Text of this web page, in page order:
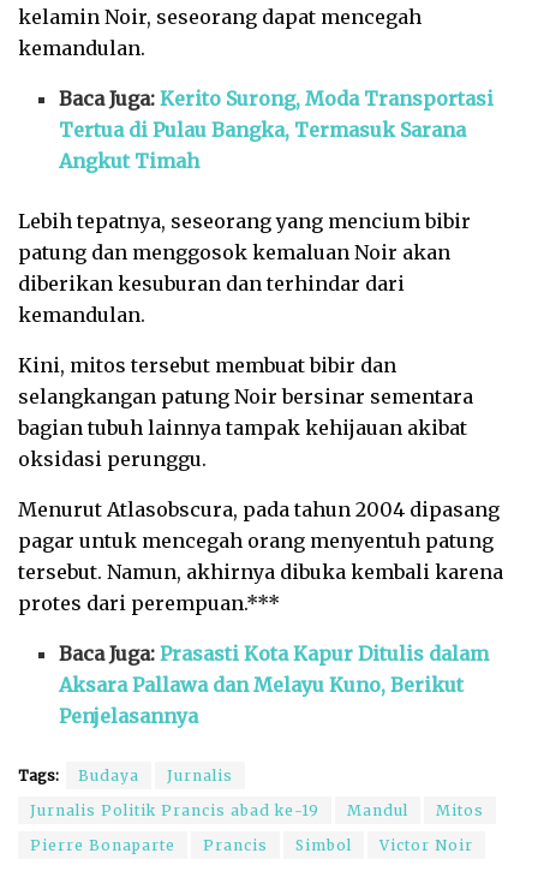
kelamin Noir, seseorang dapat mencegah
kemandulan.
Baca Juga:Kerito Surong, Moda Transportasi
Tertua di Pulau Bangka, Termasuk Sarana
Angkut Timah
Lebih tepatnya, seseorang yang mencium bibir
patung dan menggosok kemaluan Noir akan
diberikan kesuburan dan terhindar dari
kemandulan.
Kini, mitos tersebut membuat bibir dan
selangkangan patung Noir bersinar sementara
bagian tubuh lainnya tampak kehijauan akibat
oksidasi perunggu.
Menurut Atlasobscura, pada tahun 2004 dipasang
pagar untuk mencegah orang menyentuh patung
tersebut. Namun, akhirnya dibuka kembali karena
protes dari perempuan.***
Baca Juga:Prasasti Kota Kapur Ditulis dalam
Aksara Pallawa dan Melayu Kuno, Berikut
Penjelasannya
Tags: Budaya
Jurnalis
Jurnalis Politik Prancis abad ke-19
Mandul
Mitos
Pierre Bonaparte
Prancis Simbol Victor Noir